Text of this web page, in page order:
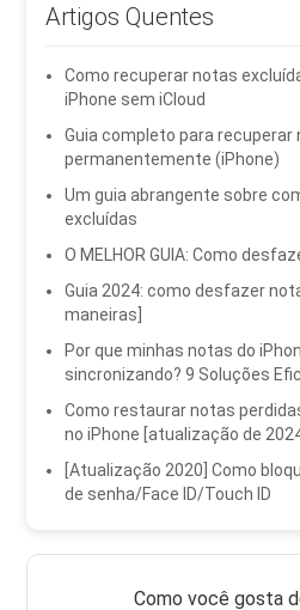
Artigos Quentes
Como recuperar notas
iPhone sem iCloud
Guia completo para recuperar
permanentemente (iPhone)
Um guia abrangente sobre
excluídas
O MELHOR GUIA: Como
Guia 2024: como desfazer
maneiras]
Por que minhas notas do
sincronizando? 9 Soluções
Como restaurar notas
no iPhone [atualização de
[Atualização 2020] Como
de senha/Face ID/Touch ID
Como você gosta